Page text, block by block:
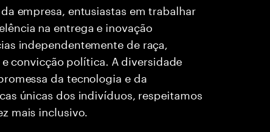
empresa, entusiastas em trabalhar
na entrega e inovação
independentemente de raça,
convicção política. A diversidade
da tecnologia e da
únicas dos indivíduos, respeitamos
mais inclusivo.